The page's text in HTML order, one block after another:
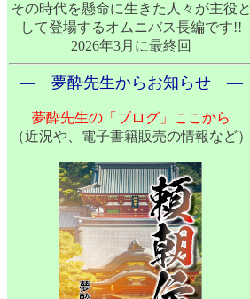
その時代を懸命に生きた人々が主役と
して登場するオムニバス長編です!!
2026年3月に最終回
― 夢酔先生からお知らせ ―
夢酔先生の「ブログ」ここから
（近況や、電子書籍販売の情報など）